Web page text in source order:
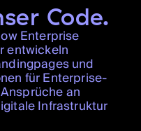
Code.
Enterprise
entwickeln
und
für Enterprise-
an
Infrastruktur